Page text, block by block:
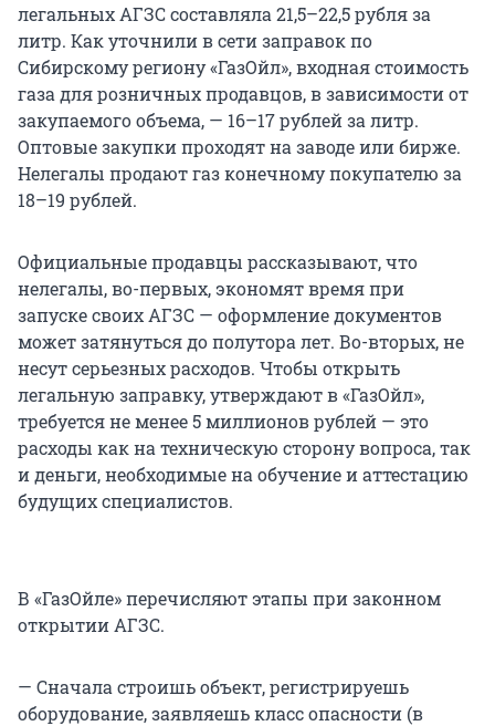
легальных АГЗС составляла 21,5–22,5 рубля за
литр. Как уточнили в сети заправок по
Сибирскому региону «ГазОйл», входная стоимость
газа для розничных продавцов, в зависимости от
закупаемого объема, — 16–17 рублей за литр.
Оптовые закупки проходят на заводе или бирже.
Нелегалы продают газ конечному покупателю за
18–19 рублей.
Официальные продавцы рассказывают, что
нелегалы, во-первых, экономят время при
запуске своих АГЗС — оформление документов
может затянуться до полутора лет. Во-вторых, не
несут серьезных расходов. Чтобы открыть
легальную заправку, утверждают в «ГазОйл»,
требуется не менее 5 миллионов рублей — это
расходы как на техническую сторону вопроса, так
и деньги, необходимые на обучение и аттестацию
будущих специалистов.
В «ГазОйле» перечисляют этапы при законном
открытии АГЗС.
— Сначала строишь объект, регистрируешь
оборудование, заявляешь класс опасности (в